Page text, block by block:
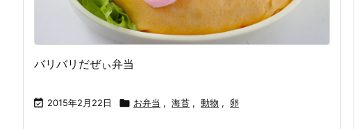
バリバリだぜぃ弁当
 2015年2月22日  お弁当 , 海苔 , 動物 , 卵